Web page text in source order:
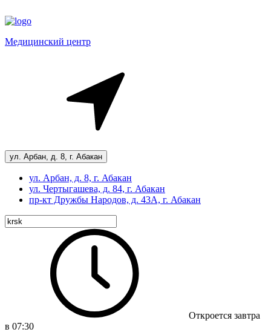
Медицинский центр
ул. Арбан, д. 8, г. Абакан
ул. Арбан, д. 8, г. Абакан
ул. Чертыгашева, д. 84, г. Абакан
пр-кт Дружбы Народов, д. 43А, г. Абакан
Откроется завтра
в 07:30